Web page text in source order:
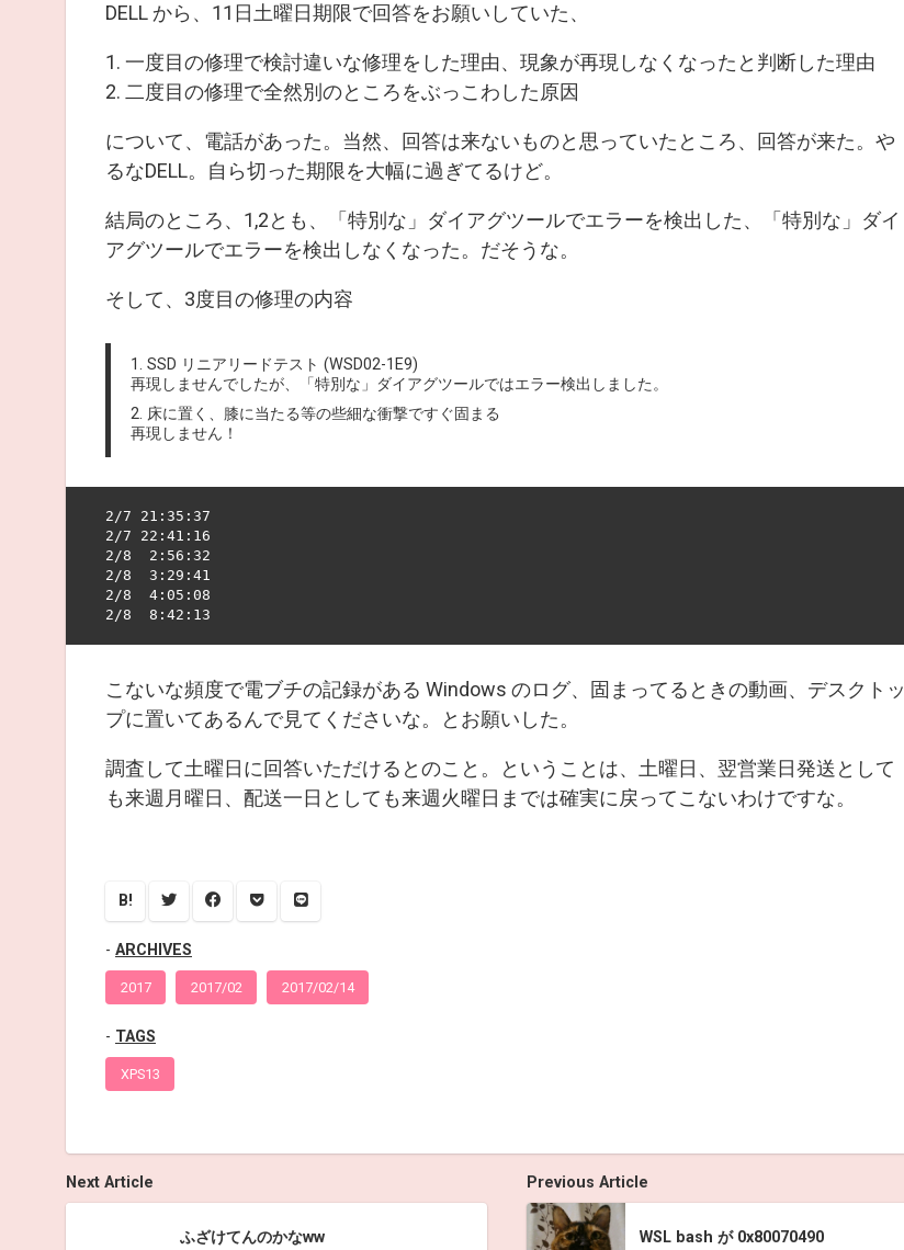
DELL から、11日土曜日期限で回答をお願いしていた、
1. 一度目の修理で検討違いな修理をした理由、現象が再現しなくなったと判断した理由
2. 二度目の修理で全然別のところをぶっこわした原因
について、電話があった。当然、回答は来ないものと思っていたところ、回答が来た。や
るなDELL。自ら切った期限を大幅に過ぎてるけど。
結局のところ、1,2とも、「特別な」ダイアグツールでエラーを検出した、「特別な」ダイ
アグツールでエラーを検出しなくなった。だそうな。
そして、3度目の修理の内容
1. SSD リニアリードテスト (WSD02-1E9)
再現しませんでしたが、「特別な」ダイアグツールではエラー検出しました。
2. 床に置く、膝に当たる等の些細な衝撃ですぐ固まる
再現しません！
2/7 21:35:37
2/7 22:41:16
2/8  2:56:32
2/8  3:29:41
2/8  4:05:08
こないな頻度で電ブチの記録がある Windows のログ、固まってるときの動画、デスクトッ
プに置いてあるんで見てくださいな。とお願いした。
調査して土曜日に回答いただけるとのこと。ということは、土曜日、翌営業日発送として
も来週月曜日、配送一日としても来週火曜日までは確実に戻ってこないわけですな。
B!
ARCHIVES
2017 2017/02 2017/02/14
TAGS
XPS13
Next Article
ふざけてんのかなww
Previous Article
WSL bash が 0x80070490